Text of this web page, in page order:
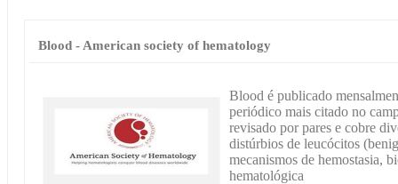
Blood - American society of hematology
Blood é publicado
periódico mais citado no
revisado por pares e cobre
distúrbios de leucócitos
mecanismos de hemostasia,
hematológica